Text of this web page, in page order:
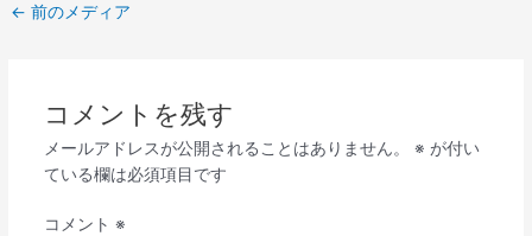
← 前のメディア
コメントを残す
メールアドレスが公開されることはありません。 ※ が付い
ている欄は必須項目です
コメント ※